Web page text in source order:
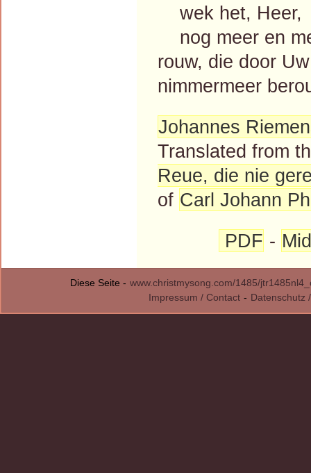
wek het, Heer,
nog meer en
rouw, die door
nimmermeer
Johannes
Translated from
Reue, die nie
of Carl Johann
PDF -
Diese Seite - www.christmysong.com/1485/
Impressum / Contact - Datenschutz